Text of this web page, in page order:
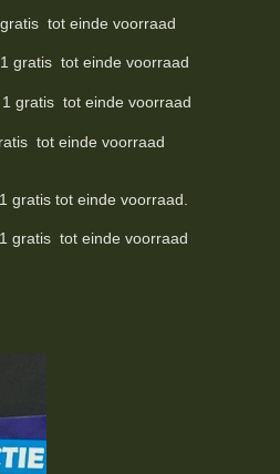
tot einde voorraad
tot einde voorraad
gratis tot einde voorraad
tot einde voorraad
tot einde voorraad.
gratis tot einde voorraad